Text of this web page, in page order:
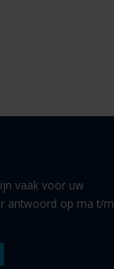
vaak voor uw
antwoord op ma t/m